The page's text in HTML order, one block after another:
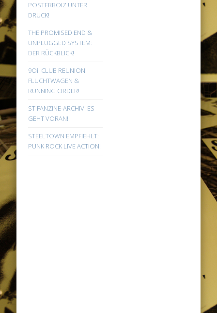
POSTERBOIZ UNTER
DRUCK!
THE PROMISED END &
UNPLUGGED SYSTEM:
DER RÜCKBLICK!
9Oi! CLUB REUNION:
FLUCHTWAGEN &
RUNNING ORDER!
ST FANZINE-ARCHIV: ES
GEHT VORAN!
STEELTOWN EMPFIEHLT:
PUNK ROCK LIVE ACTION!